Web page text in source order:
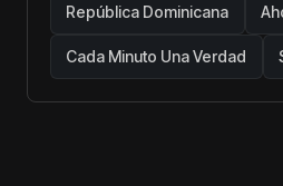
República Dominicana
Cada Minuto Una Verdad